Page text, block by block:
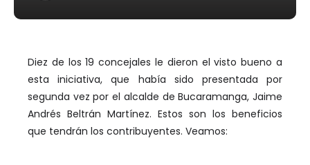
Diez de los 19 concejales le dieron el visto bueno a
esta iniciativa, que había sido presentada por
segunda vez por el alcalde de Bucaramanga, Jaime
Andrés Beltrán Martínez. Estos son los beneficios
que tendrán los contribuyentes. Veamos: